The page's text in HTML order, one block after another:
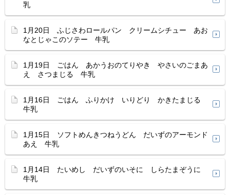
乳
1月20日 ふじさわロールパン クリームシチュー あお
なとじゃこのソテー 牛乳
1月19日 ごはん あかうおのてりやき やさいのごまあ
え さつまじる 牛乳
1月16日 ごはん ふりかけ いりどり かきたまじる
牛乳
1月15日 ソフトめんきつねうどん だいずのアーモンド
あえ 牛乳
1月14日 たいめし だいずのいそに しらたまぞうに
牛乳